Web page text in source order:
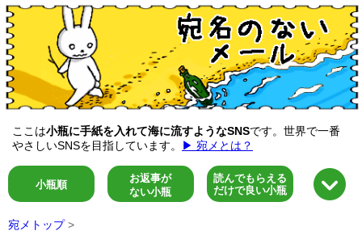
ここは小瓶に手紙を入れて海に流すようなSNSです。世界で一番
やさしいSNSを目指しています。
▶ 宛メとは？
小瓶順
お返事が
ない小瓶
読んでもらえる
だけで良い小瓶
宛メトップ >